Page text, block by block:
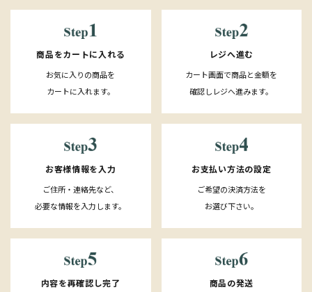
商品をカートに入れる
お気に入りの商品を
カートに入れます。
レジへ進む
カート画面で商品と金額を
確認しレジへ進みます。
お客様情報を入力
ご住所・連絡先など、
必要な情報を入力します。
お支払い方法の設定
ご希望の決済方法を
お選び下さい。
内容を再確認し完了 商品の発送